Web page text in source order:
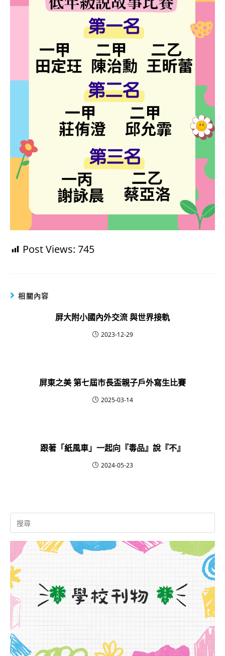
Post Views: 745
相關內容
屏大附小國內外交流 與世界接軌
2023-12-29
屏東之美 第七屆市長盃親子戶外寫生比賽
2025-03-14
跟著「紙風車」一起向『毒品』說『不』
2024-05-23
Search
for: